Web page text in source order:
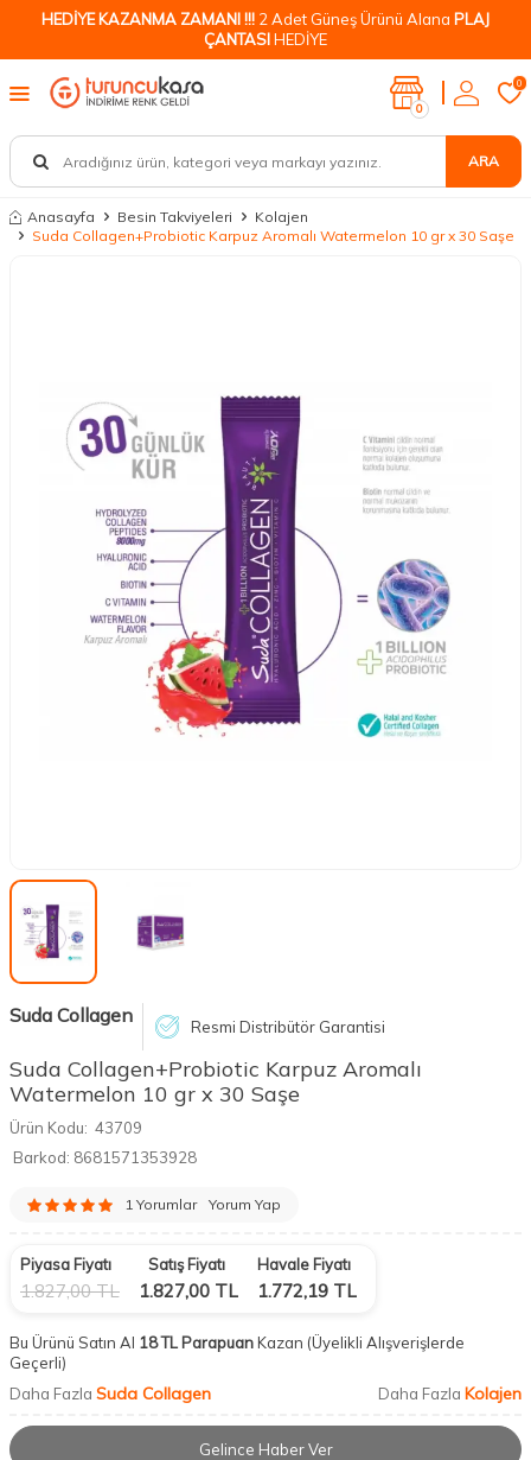
HEDİYE KAZANMA ZAMANI !!! 2 Adet Güneş Ürünü Alana PLAJ
ÇANTASIHEDİYE
ARA
0
0
Anasayfa Besin Takviyeleri
Kolajen
Suda Collagen+Probiotic Karpuz Aromalı Watermelon 10 gr x 30 Saşe
Suda Collagen Resmi Distribütör Garantisi
Suda Collagen+Probiotic Karpuz Aromalı
Watermelon 10 gr x 30 Saşe
Ürün Kodu: 43709
Barkod: 8681571353928
1 Yorumlar Yorum Yap
Piyasa Fiyatı
1.827,00TL
Satış Fiyatı
1.827,00 TL
Havale Fiyatı
1.772,19 TL
Bu Ürünü Satın Al 18 TL ParapuanKazan (Üyelikli Alışverişlerde
Geçerli)
Daha Fazla Suda Collagen Daha Fazla Kolajen
Gelince Haber Ver